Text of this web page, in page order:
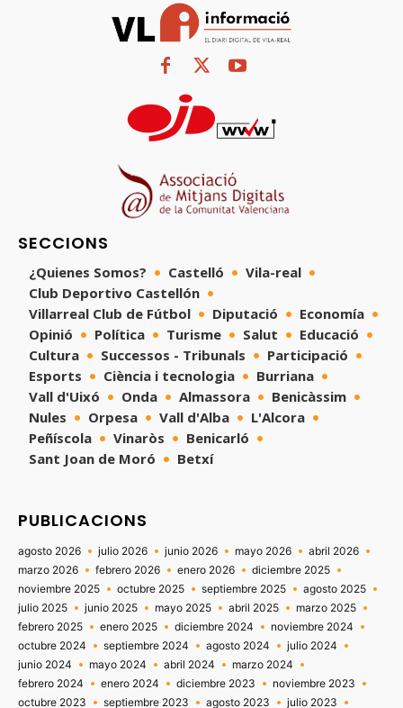
SECCIONS
¿Quienes Somos? Castelló
Vila-real
Club Deportivo Castellón
Villarreal Club de Fútbol
Diputació
Economía
Opinió
Política Turisme Salut
Educació
Cultura
Successos - Tribunals
Participació
Esports
Ciència i tecnologia
Burriana
Vall d'Uixó
Onda Almassora
Benicàssim
Nules
Orpesa Vall d'Alba
L'Alcora
Peñíscola
Vinaròs
Benicarló
Sant Joan de Moró
Betxí
PUBLICACIONS
agosto 2026 julio 2026 junio 2026 mayo 2026
abril 2026
marzo 2026
febrero 2026 enero 2026
diciembre 2025
noviembre 2025
octubre 2025 septiembre 2025
agosto 2025
julio 2025
junio 2025 mayo 2025 abril 2025
marzo 2025
febrero 2025
enero 2025 diciembre 2024
noviembre 2024
octubre 2024
septiembre 2024 agosto 2024
julio 2024
junio 2024
mayo 2024 abril 2024
marzo 2024
febrero 2024
enero 2024 diciembre 2023
noviembre 2023
octubre 2023
septiembre 2023 agosto 2023
julio 2023